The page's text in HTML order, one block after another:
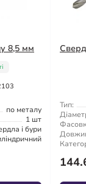
8,5 мм
по металу
1 шт
і бури
Тип: